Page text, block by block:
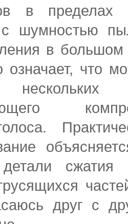
в
с шумностью
в
что
детали сжатия
друг с